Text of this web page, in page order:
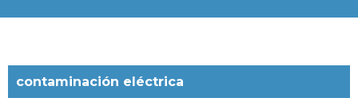
contaminación eléctrica